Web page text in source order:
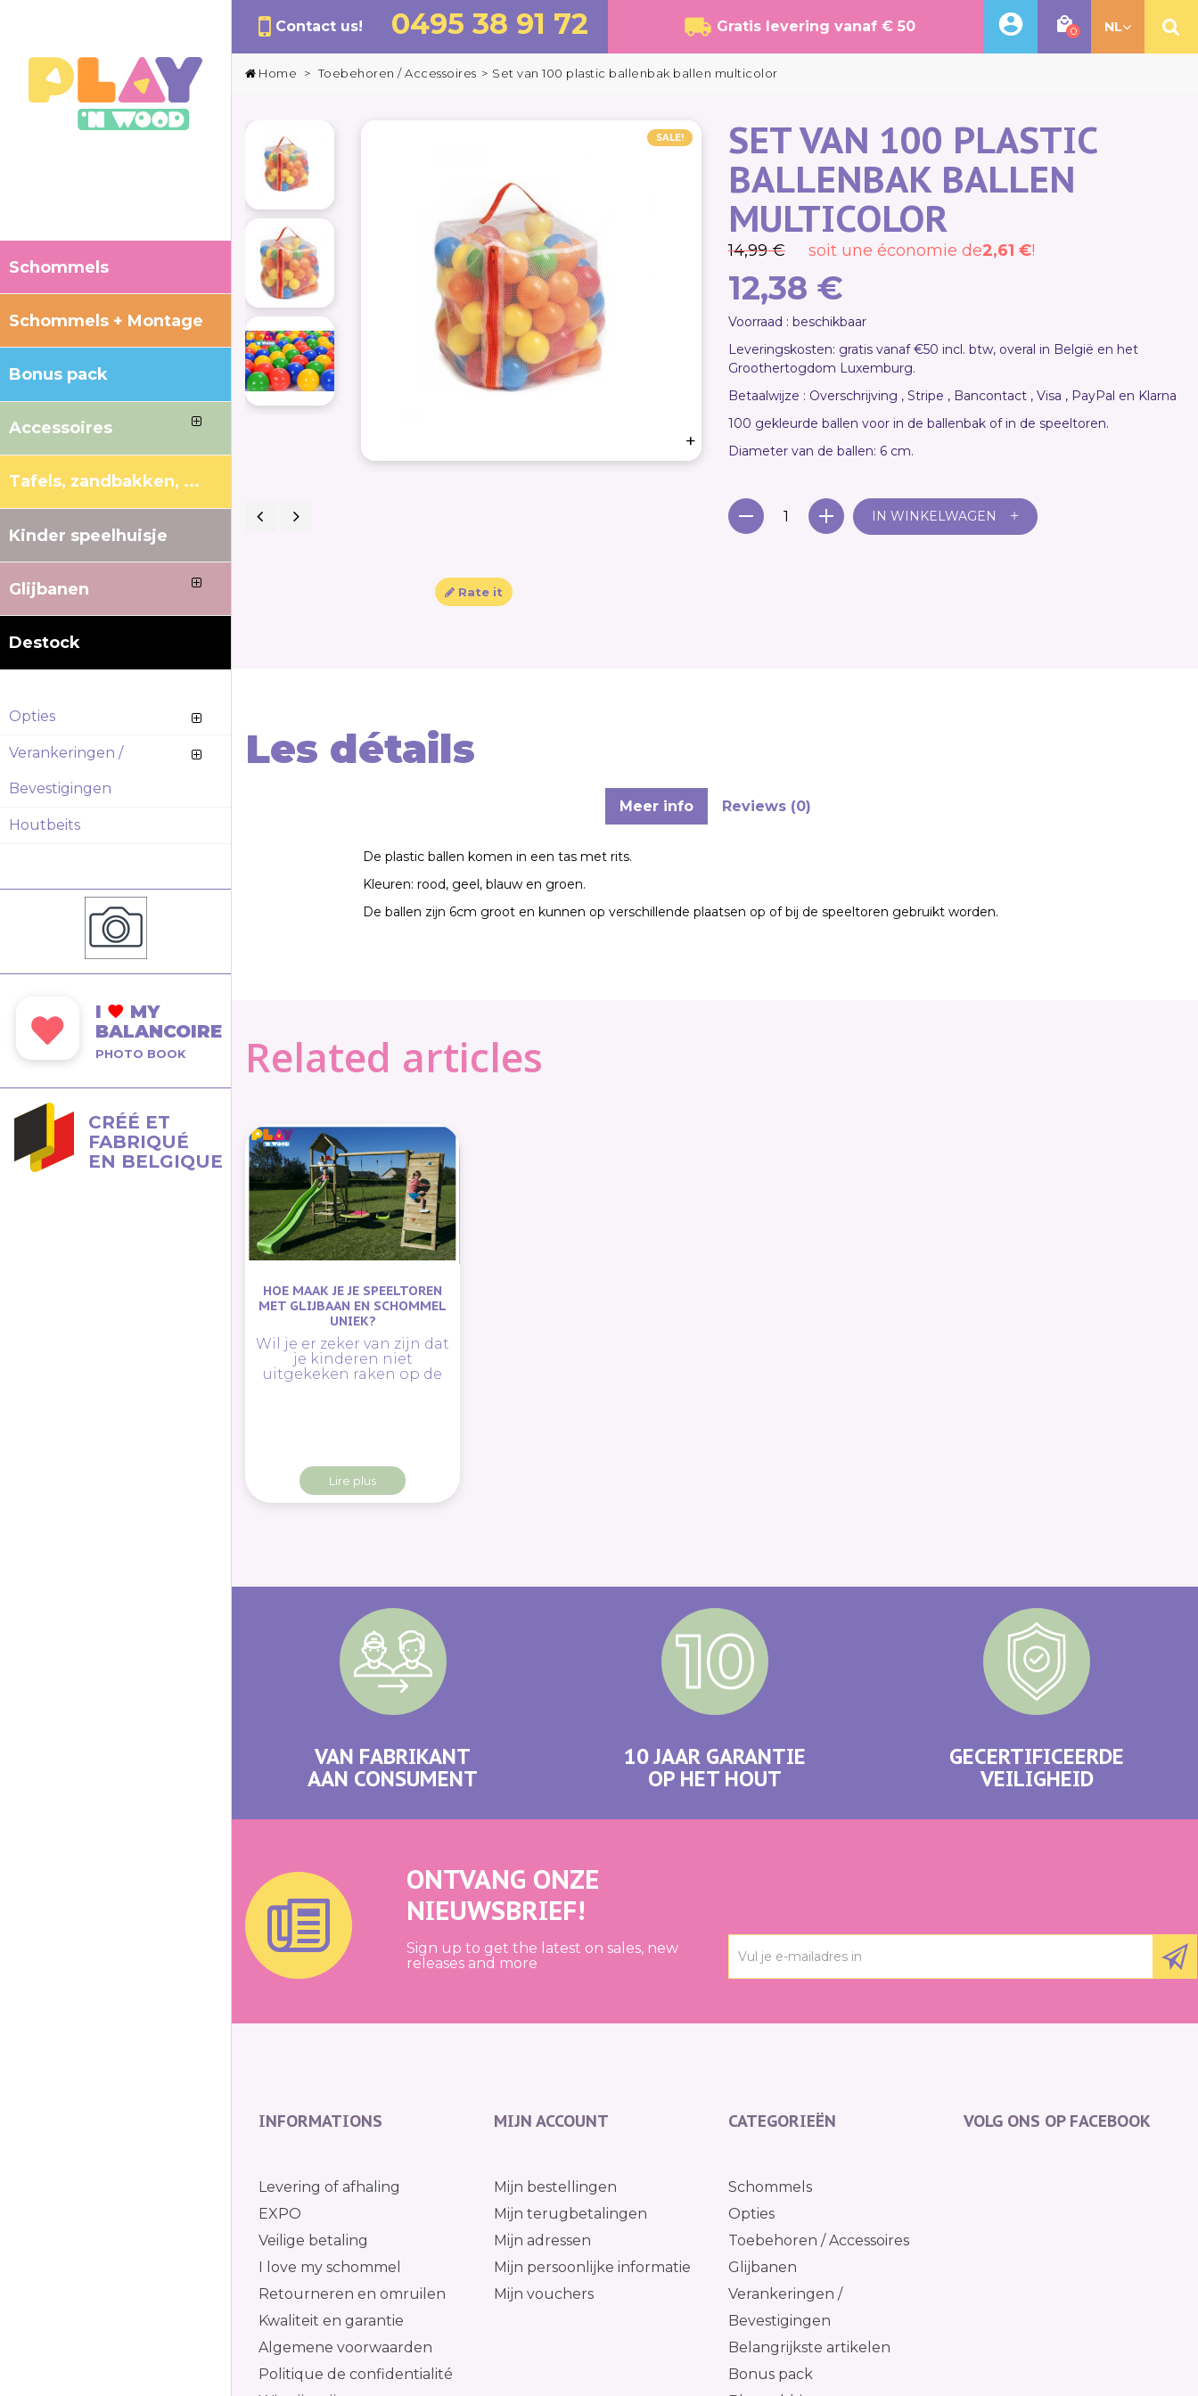
Schommels
Schommels + Montage
Bonus pack
Accessoires
Tafels, zandbakken, ...
Kinder speelhuisje
Glijbanen
Destock
Opties
Verankeringen /
Bevestigingen
Houtbeits
I
MY
BALANCOIRE
PHOTO BOOK
CRÉÉ ET
FABRIQUÉ
EN BELGIQUE
Contact us! 0495 38 91 72 Gratis levering vanaf € 50 0 NL
Home > Toebehoren / Accessoires > Set van 100 plastic ballenbak ballen multicolor
SALE!
+
Rate it
SET VAN 100 PLASTIC
BALLENBAK BALLEN
MULTICOLOR
14,99 € soit une économie de2,61 €!
12,38 €
Voorraad : beschikbaar
Leveringskosten: gratis vanaf €50 incl. btw, overal in België en het
Groothertogdom Luxemburg.
Betaalwijze : Overschrijving , Stripe , Bancontact , Visa , PayPal en Klarna
100 gekleurde ballen voor in de ballenbak of in de speeltoren.
Diameter van de ballen: 6 cm.
IN WINKELWAGEN +
Les détails
Meer info Reviews (0)
De plastic ballen komen in een tas met rits.
Kleuren: rood, geel, blauw en groen.
De ballen zijn 6cm groot en kunnen op verschillende plaatsen op of bij de speeltoren gebruikt worden.
Related articles
HOE MAAK JE JE SPEELTOREN
MET GLIJBAAN EN SCHOMMEL
UNIEK?
Wil je er zeker van zijn dat
je kinderen niet
uitgekeken raken op de
Lire plus
VAN FABRIKANT
AAN CONSUMENT
10 JAAR GARANTIE
OP HET HOUT
GECERTIFICEERDE
VEILIGHEID
ONTVANG ONZE
NIEUWSBRIEF!
Sign up to get the latest on sales, new
releases and more
INFORMATIONS
Levering of afhaling
EXPO
Veilige betaling
I love my schommel
Retourneren en omruilen
Kwaliteit en garantie
Algemene voorwaarden
Politique de confidentialité
MIJN ACCOUNT
Mijn bestellingen
Mijn terugbetalingen
Mijn adressen
Mijn persoonlijke informatie
Mijn vouchers
CATEGORIEËN
Schommels
Opties
Toebehoren / Accessoires
Glijbanen
Verankeringen /
Bevestigingen
Belangrijkste artikelen
Bonus pack
VOLG ONS OP FACEBOOK